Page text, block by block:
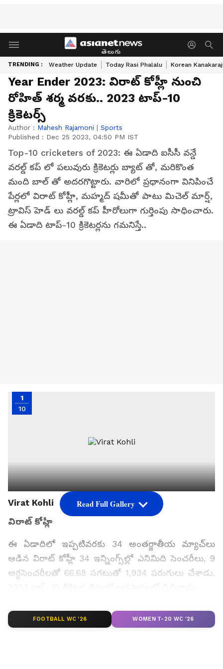
తెలుగు
TRENDING : Weather Update Today Rasi Phalalu Korean
Year Ender 2023: విరాట్ కోహ్లీ నుంచి
రోహిత్ శ‌ర్మ వ‌ర‌కు.. 2023 టాప్-10
క్రికెట‌ర్స్
Author : Mahesh Rajamoni | Sports
Published : Dec 25 2023, 04:50 PM IST
Top-10 cricketers of 2023: ఈ ఏడాది ఐసీసీ వ‌న్డే
వ‌ర‌ల్డ్ క‌ప్ లో ప‌లువురు క్రికెట‌ర్లు బ్యాట్ తో, మ‌రికొంత
మంది బాల్ తో అద‌ర‌గొట్టారు. వారిలో ప్ర‌ధానంగా వినిపించే
పేర్ల‌లో విరాట్ కోహ్లీ, మ‌హ్మ‌ద్ ష‌మీతో పాటు మిచెల్ మార్ష్,
ట్రావిస్ హెడ్ లు వ‌ర‌ల్డ్ క‌ప్ హీరోలుగా గుర్తింపు సాధించారు.
ఈ ఏడాది టాప్-10 క్రికెట‌ర్ల‌ను గ‌మ‌నిస్తే..
1
10
Virat Kohli
విరాట్ కోహ్లీ
ఈ ఏడాదిలో ఇప్పటివరకు 34 అంతర్జాతీయ మ్యాచ్‌లు
ఆడిన విరాట్ కోహ్లీ 34 ఇన్నింగ్స్‌ల్లో ఎనిమిది సెంచరీలు, 9
అర్ధసెంచరీలతో 66.68 సగటుతో 1,934 పరుగులు చేశాడు.
Read Full Gallery
FOOTBALL WC '26 WOMEN T-20 WC '26